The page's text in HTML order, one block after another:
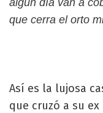
que cerra el orto
Así es la lujosa
que cruzó a su ex